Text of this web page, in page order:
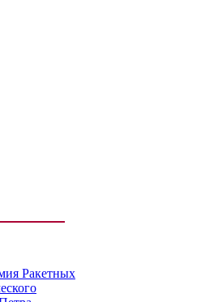
Ракетных